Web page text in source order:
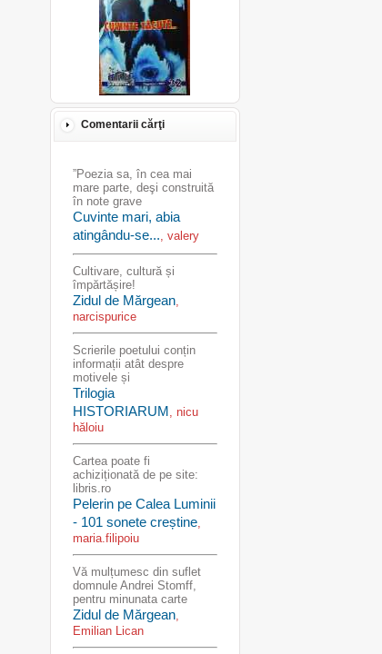
Comentarii cărţi
”Poezia sa, în cea mai
mare parte, deşi construită
în note grave
Cuvinte mari, abia
atingându-se..., valery
Cultivare, cultură și
împărtășire!
Zidul de Mărgean,
narcispurice
Scrierile poetului conțin
informații atât despre
motivele și
Trilogia
HISTORIARUM, nicu
hăloiu
Cartea poate fi
achiziționată de pe site:
libris.ro
Pelerin pe Calea Luminii
- 101 sonete creștine,
maria.filipoiu
Vă mulțumesc din suflet
domnule Andrei Stomff,
pentru minunata carte
Zidul de Mărgean,
Emilian Lican